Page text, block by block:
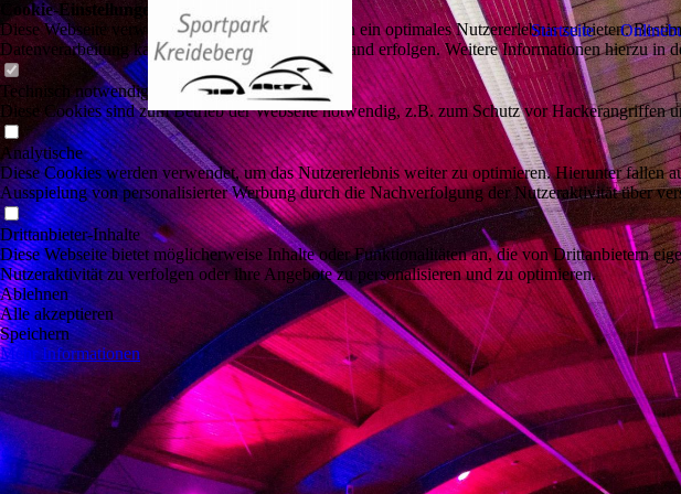
Startseite
Cookie-Einstellungen
Diese Webseite verwendet Cookies, um Besuchern ein optimales Nutzererlebnis zu bieten.
Datenverarbeitung kann dann auch in einem Drittland erfolgen. Weitere Informationen hierzu in
Technisch notwendige
Diese Cookies sind zum Betrieb der Webseite notwendig, z.B. zum Schutz vor Hackerangriffen
Analytische
Diese Cookies werden verwendet, um das Nutzererlebnis weiter zu optimieren. Hierunter fallen
Ausspielung von personalisierter Werbung durch die Nachverfolgung der Nutzeraktivität über
Drittanbieter-Inhalte
Diese Webseite bietet möglicherweise Inhalte oder Funktionalitäten an, die von Drittanbietern
Nutzeraktivität zu verfolgen oder ihre Angebote zu personalisieren und zu optimieren.
Ablehnen
Alle akzeptieren
Speichern
Mehr Informationen